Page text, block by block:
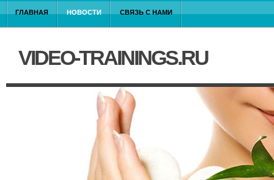
ГЛАВНАЯ НОВОСТИ СВЯЗЬ С НАМИ
VIDEO-TRAININGS.RU